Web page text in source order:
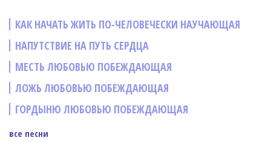
КАК НАЧАТЬ ЖИТЬ ПО-ЧЕЛОВЕЧЕСКИ НАУЧАЮЩАЯ
НАПУТСТВИЕ НА ПУТЬ СЕРДЦА
МЕСТЬ ЛЮБОВЬЮ ПОБЕЖДАЮЩАЯ
ЛОЖЬ ЛЮБОВЬЮ ПОБЕЖДАЮЩАЯ
ГОРДЫНЮ ЛЮБОВЬЮ ПОБЕЖДАЮЩАЯ
все песни